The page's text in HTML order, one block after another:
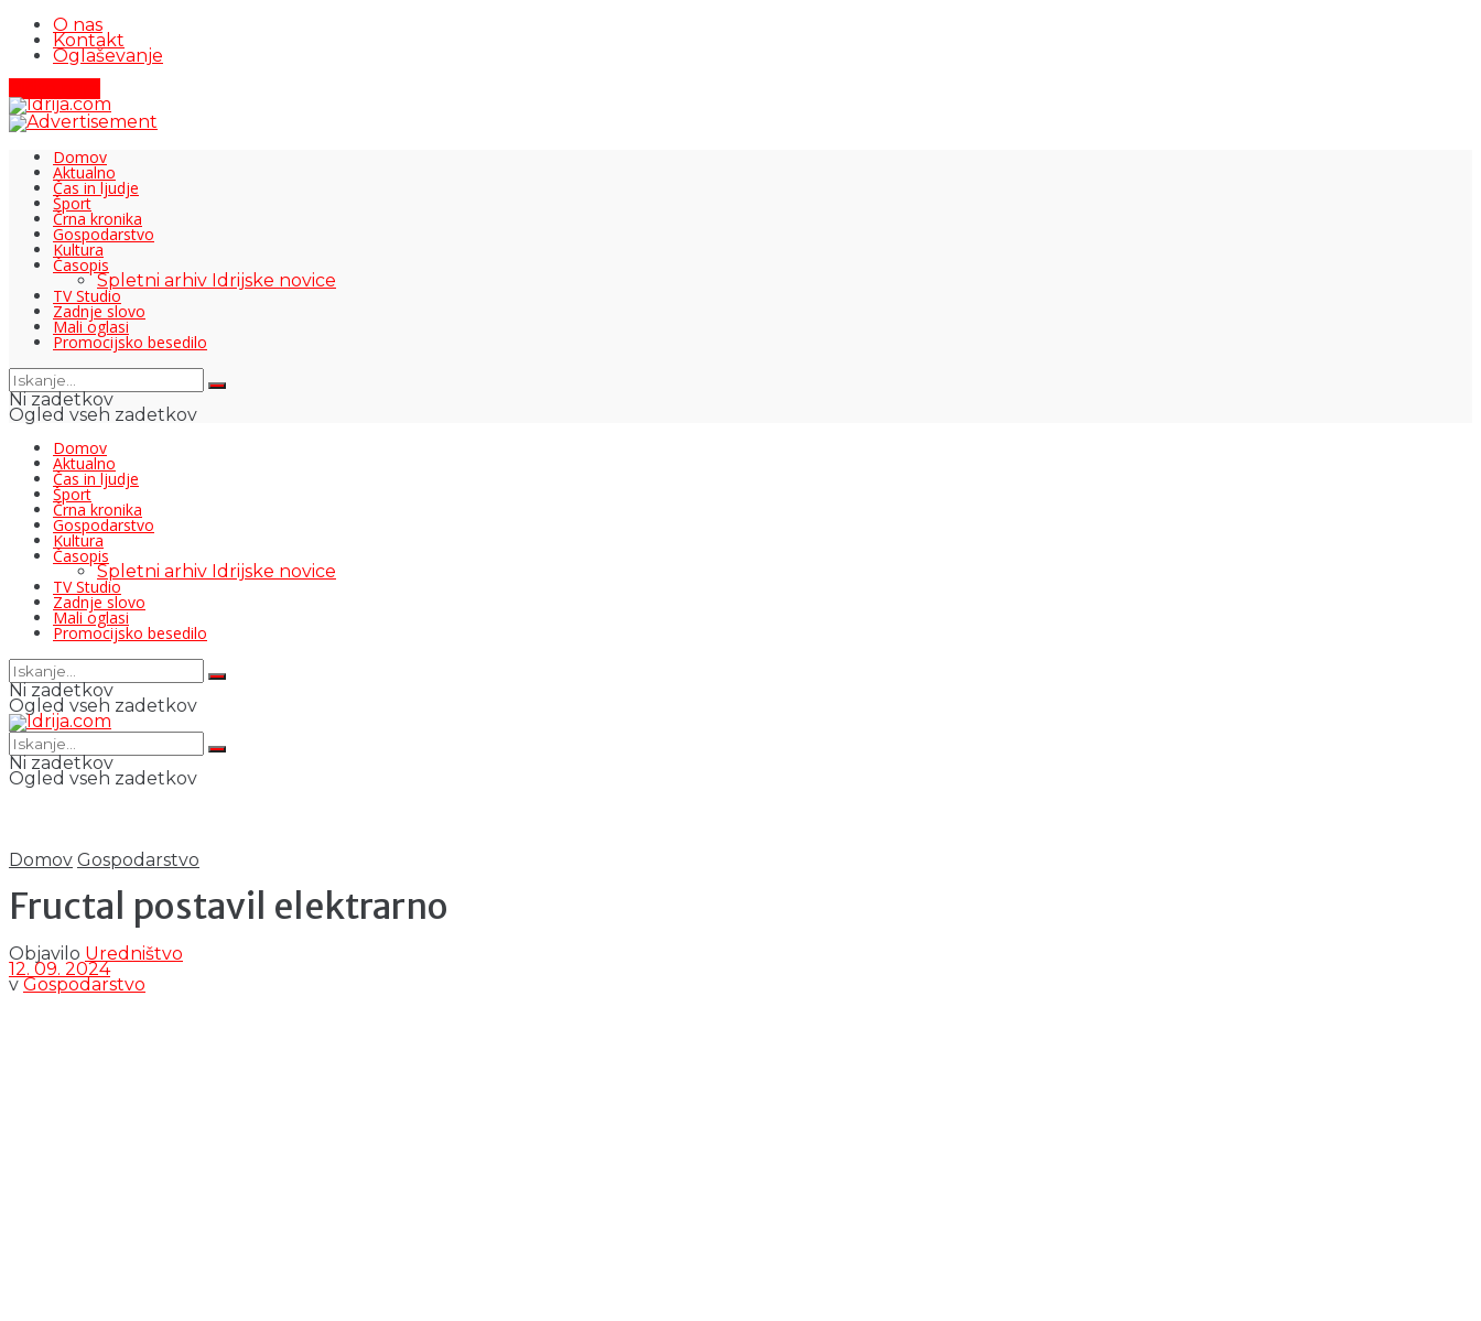
O nas
Kontakt
Oglaševanje
Domov
Aktualno
Čas in ljudje
Šport
Črna kronika
Gospodarstvo
Kultura
Časopis
Spletni arhiv Idrijske novice
TV Studio
Zadnje slovo
Mali oglasi
Promocijsko besedilo
Ni zadetkov
Ogled vseh zadetkov
Domov
Aktualno
Čas in ljudje
Šport
Črna kronika
Gospodarstvo
Kultura
Časopis
Spletni arhiv Idrijske novice
TV Studio
Zadnje slovo
Mali oglasi
Promocijsko besedilo
Ni zadetkov
Ogled vseh zadetkov
Ni zadetkov
Ogled vseh zadetkov
Domov Gospodarstvo
Fructal postavil elektrarno
Objavilo Uredništvo
12. 09. 2024
v Gospodarstvo